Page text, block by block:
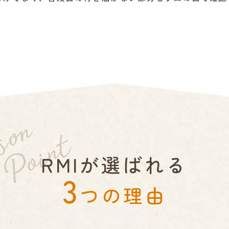
RMIが選ばれる
3つの理由